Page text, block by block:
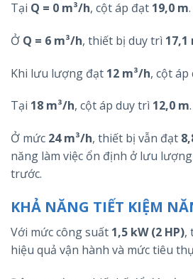
Tại Q = 0 m³/h, cột áp đạt 19,0 m.
Ở Q = 6 m³/h, thiết bị duy trì 17,1
Khi lưu lượng đạt 12 m³/h, cột áp
Tại 18 m³/h, cột áp duy trì 12,0 m.
Ở mức 24 m³/h, thiết bị vẫn đạt
năng làm việc ổn định ở lưu
trước.
KHẢ NĂNG TIẾT KIỆM
Với mức công suất 1,5 kW (2 HP),
hiệu quả vận hành và mức tiêu